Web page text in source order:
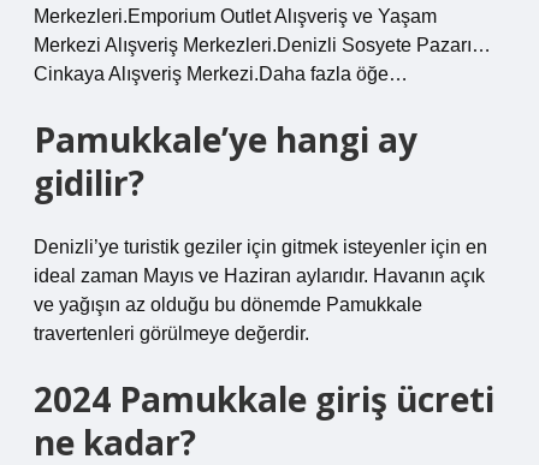
Merkezleri.Emporium Outlet Alışveriş ve Yaşam
Merkezi Alışveriş Merkezleri.Denizli Sosyete Pazarı…
Cinkaya Alışveriş Merkezi.Daha fazla öğe…
Pamukkale’ye hangi ay
gidilir?
Denizli’ye turistik geziler için gitmek isteyenler için en
ideal zaman Mayıs ve Haziran aylarıdır. Havanın açık
ve yağışın az olduğu bu dönemde Pamukkale
travertenleri görülmeye değerdir.
2024 Pamukkale giriş ücreti
ne kadar?